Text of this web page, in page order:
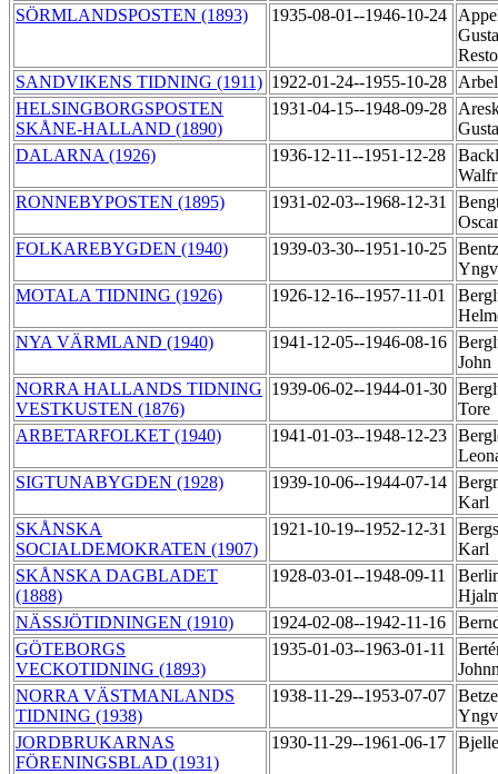
SÖRMLANDSPOSTEN (1893)
1935-08-01--1946-10-24
SANDVIKENS TIDNING (1911) 1922-01-24--1955-10-28
HELSINGBORGSPOSTEN
SKÅNE-HALLAND (1890)
1931-04-15--1948-09-28
DALARNA (1926)
1936-12-11--1951-12-28
RONNEBYPOSTEN (1895)
1931-02-03--1968-12-31
FOLKAREBYGDEN (1940)
1939-03-30--1951-10-25
MOTALA TIDNING (1926)
1926-12-16--1957-11-01
NYA VÄRMLAND (1940)
1941-12-05--1946-08-16
John
NORRA HALLANDS TIDNING
VESTKUSTEN (1876)
1939-06-02--1944-01-30
Tore
ARBETARFOLKET (1940)
1941-01-03--1948-12-23
SIGTUNABYGDEN (1928)
1939-10-06--1944-07-14
Karl
SKÅNSKA
SOCIALDEMOKRATEN (1907)
1921-10-19--1952-12-31
Karl
SKÅNSKA DAGBLADET
(1888)
1928-03-01--1948-09-11
NÄSSJÖTIDNINGEN (1910)
1924-02-08--1942-11-16
GÖTEBORGS
VECKOTIDNING (1893)
1935-01-03--1963-01-11
NORRA VÄSTMANLANDS
TIDNING (1938)
1938-11-29--1953-07-07
JORDBRUKARNAS
FÖRENINGSBLAD (1931)
1930-11-29--1961-06-17